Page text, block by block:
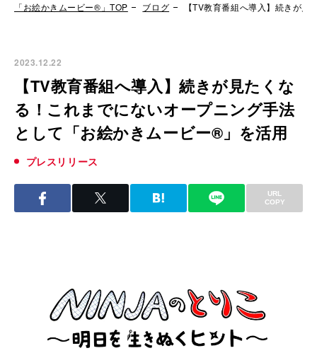
「お絵かきムービー®」TOP ブログ 【TV教育番組へ導入】続きが
2023.12.22
【TV教育番組へ導入】続きが見たくな
る！これまでにないオープニング手法
として「お絵かきムービー®」を活用
プレスリリース
URL
COPY